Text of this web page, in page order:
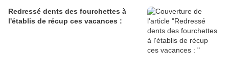
Redressé dents des fourchettes à
l'établis de récup ces vacances :